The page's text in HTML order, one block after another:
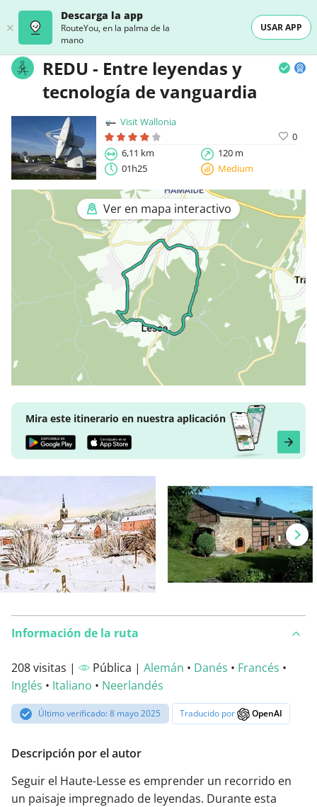
Descarga la app
RouteYou, en la palma de la
mano
USAR APP
REDU - Entre leyendas y
tecnología de vanguardia
Visit Wallonia
0
6,11 km
120 m
01h25
Medium
Ver en mapa interactivo
Mira este itinerario en nuestra aplicación
Información de la ruta
208 visitas | Pública | Alemán • Danés • Francés •
Inglés • Italiano • Neerlandés
Último verificado: 8 mayo 2025 Traducido por OpenAI
Descripción por el autor
Seguir el Haute-Lesse es emprender un recorrido en
un paisaje impregnado de leyendas. Durante esta